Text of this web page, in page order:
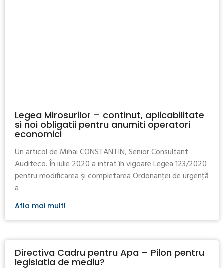
Legea Mirosurilor – continut, aplicabilitate
si noi obligatii pentru anumiti operatori
economici
Un articol de Mihai CONSTANTIN, Senior Consultant
Auditeco. În iulie 2020 a intrat în vigoare Legea 123/2020
pentru modificarea şi completarea Ordonanţei de urgenţă
a
Afla mai mult!
Directiva Cadru pentru Apa – Pilon pentru
legislatia de mediu?